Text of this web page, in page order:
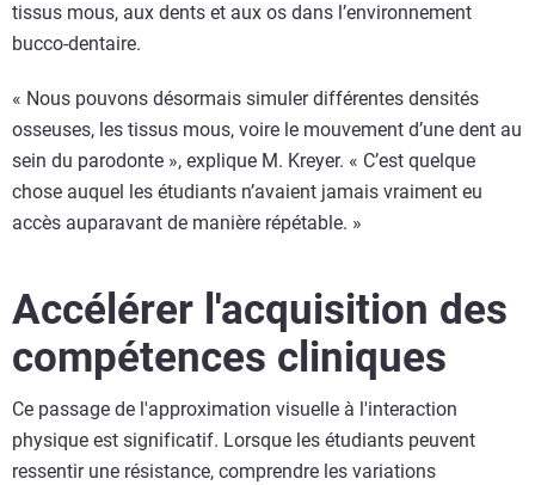
tissus mous, aux dents et aux os dans l’environnement
bucco-dentaire.
« Nous pouvons désormais simuler différentes densités
osseuses, les tissus mous, voire le mouvement d’une dent au
sein du parodonte », explique M. Kreyer. « C’est quelque
chose auquel les étudiants n’avaient jamais vraiment eu
accès auparavant de manière répétable. »
Accélérer l'acquisition des
compétences cliniques
Ce passage de l'approximation visuelle à l'interaction
physique est significatif. Lorsque les étudiants peuvent
ressentir une résistance, comprendre les variations